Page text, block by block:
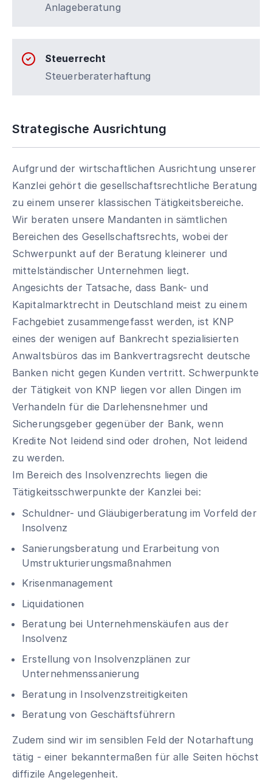
Anlageberatung
Steuerrecht
Steuerberaterhaftung
Strategische Ausrichtung
Aufgrund der wirtschaftlichen Ausrichtung unserer
Kanzlei gehört die gesellschaftsrechtliche Beratung
zu einem unserer klassischen Tätigkeitsbereiche.
Wir beraten unsere Mandanten in sämtlichen
Bereichen des Gesellschaftsrechts, wobei der
Schwerpunkt auf der Beratung kleinerer und
mittelständischer Unternehmen liegt.
Angesichts der Tatsache, dass Bank- und
Kapitalmarktrecht in Deutschland meist zu einem
Fachgebiet zusammengefasst werden, ist KNP
eines der wenigen auf Bankrecht spezialisierten
Anwaltsbüros das im Bankvertragsrecht deutsche
Banken nicht gegen Kunden vertritt. Schwerpunkte
der Tätigkeit von KNP liegen vor allen Dingen im
Verhandeln für die Darlehensnehmer und
Sicherungsgeber gegenüber der Bank, wenn
Kredite Not leidend sind oder drohen, Not leidend
zu werden.
Im Bereich des Insolvenzrechts liegen die
Tätigkeitsschwerpunkte der Kanzlei bei:
Schuldner- und Gläubigerberatung im Vorfeld der
Insolvenz
Sanierungsberatung und Erarbeitung von
Umstrukturierungsmaßnahmen
Krisenmanagement
Liquidationen
Beratung bei Unternehmenskäufen aus der
Insolvenz
Erstellung von Insolvenzplänen zur
Unternehmenssanierung
Beratung in Insolvenzstreitigkeiten
Beratung von Geschäftsführern
Zudem sind wir im sensiblen Feld der Notarhaftung
tätig - einer bekanntermaßen für alle Seiten höchst
diffizile Angelegenheit.